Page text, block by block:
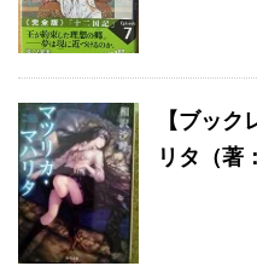
【ブッ
リタ（著